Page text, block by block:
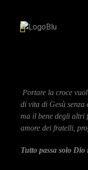
Portare la croce
di vita di Gesù senza
ma il bene degli altri
amore dei fratelli,
Tutto passa solo Dio